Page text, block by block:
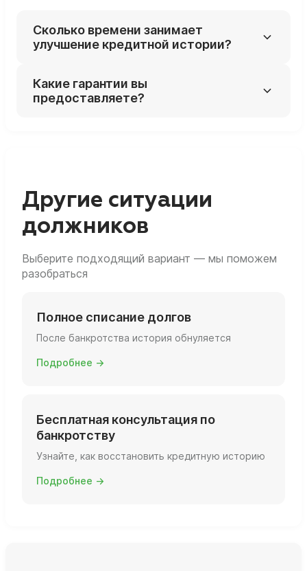
Сколько времени занимает
улучшение кредитной истории?
но в среднем процесс занимает от 6
месяцев.
Какие гарантии вы
предоставляете?
Другие ситуации
должников
Выберите подходящий вариант — мы поможем
разобраться
Полное списание долгов
После банкротства история обнуляется
Подробнее →
Бесплатная консультация по
банкротству
Узнайте, как восстановить кредитную историю
Подробнее →